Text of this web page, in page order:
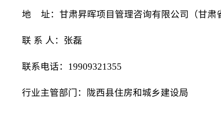
地 址：甘肃昇晖项目管理咨询有限公司（甘
联 系 人： 张磊
联系电话： 19909321355
行业主管部门： 陇西县住房和城乡建设局